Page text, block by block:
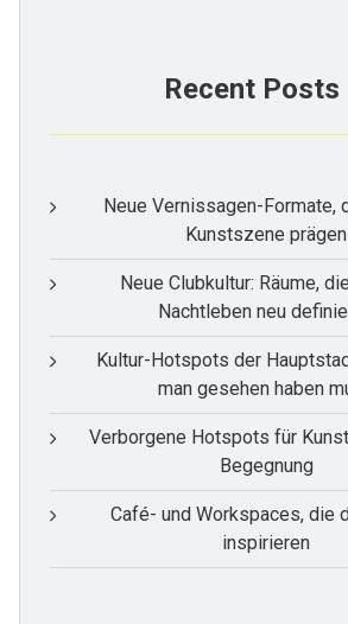
Recent Posts
Neue Vernissagen-Formate,
Kunstszene prägen
Neue Clubkultur: Räume,
Nachtleben neu
Kultur-Hotspots der
man gesehen haben
Verborgene Hotspots für
Begegnung
Café- und Workspaces, die
inspirieren